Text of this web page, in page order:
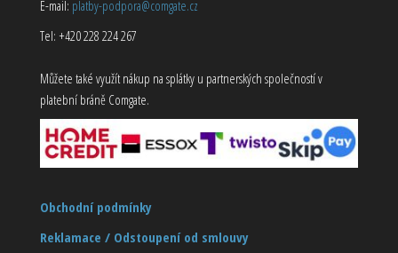
E-mail: platby-podpora@comgate.cz
Tel: +420 228 224 267
Můžete také využít nákup na splátky u partnerských společností v
platební bráně Comgate.
Obchodní podmínky
Reklamace / Odstoupení od smlouvy